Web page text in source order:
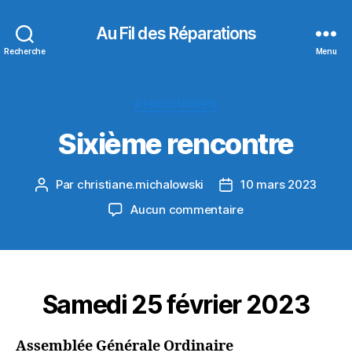
Recherche
Au Fil des Réparations
Menu
Sixième rencontre
Auteur
Par christiane.michalowski
Date
de
10 mars 2023
Aucun commentairesur
Samedi 25 février 2023
Assemblée Générale Ordinaire